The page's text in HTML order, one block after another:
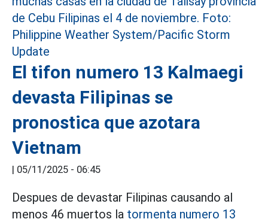
El tifon numero 13 Kalmaegi
devasta Filipinas se
pronostica que azotara
Vietnam
| 05/11/2025 - 06:45
Despues de devastar Filipinas causando al
menos 46 muertos la tormenta numero 13